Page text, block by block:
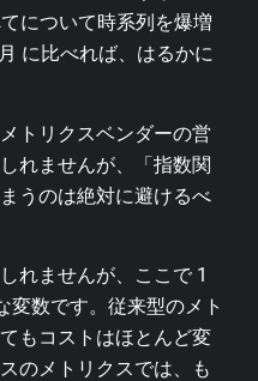
について時系列を爆増
に比べれば、はるかに
トリクスベンダーの営
れませんが、「指数関
うのは絶対に避けるべ
れませんが、ここで 1
変数です。従来型のメト
もコストはほとんど変
のメトリクスでは、も